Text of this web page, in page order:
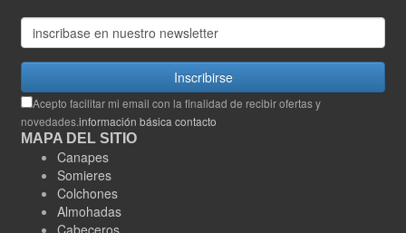
Inscribirse
Acepto facilitar mi email con la finalidad de recibir ofertas y
novedades.información básica contacto
MAPA DEL SITIO
Canapes
Somieres
Colchones
Almohadas
Cabeceros